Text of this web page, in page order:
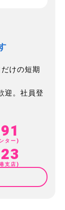
けの短期
迎。社員登
ター)
支店)